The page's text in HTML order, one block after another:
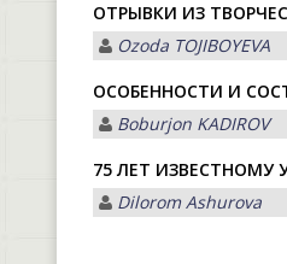
ОТРЫВКИ ИЗ
Ozoda TOJIBOYEVA
ОСОБЕННОСТИ И
Boburjon KADIROV
75 ЛЕТ
Dilorom Ashurova